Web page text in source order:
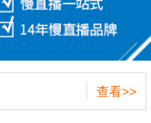
查看>>